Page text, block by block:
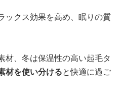
ックス効果を高め、眠りの質
材、冬は保温性の高い起毛タ
材を使い分けると快適に過ご